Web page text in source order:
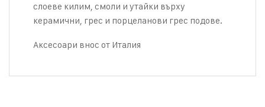
слоеве килим, смоли и утайки върху
керамични, грес и порцеланови грес подове.
Аксесоари внос от Италия